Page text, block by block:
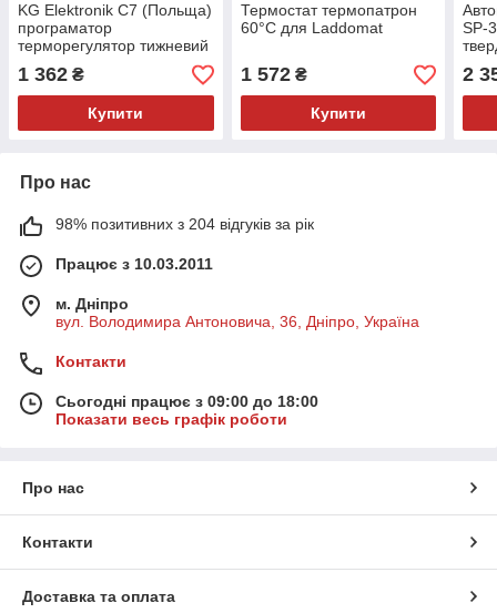
KG Elektronik C7 (Польща)
програматор
терморегулятор тижневий
1 362 ₴
Купити
Термостат термопатрон
60°C для Laddomat
1 572₴
Купити
SP-
2
Про нас
98% позитивних з 204 відгуків за рік
Працює з 10.03.2011
м. Дніпро
вул. Володимира Антоновича, 36, Дніпро, Україна
Контакти
Сьогодні працює з 09:00 до 18:00
Показати весь графік роботи
Про нас
Контакти
Доставка та оплата